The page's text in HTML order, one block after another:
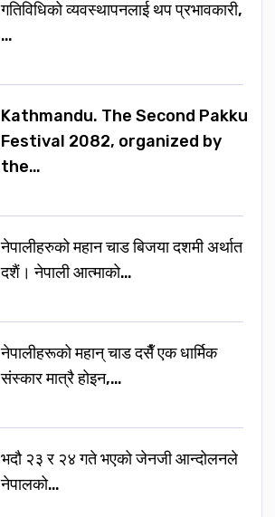
गतिविधिको व्यवस्थापनलाई थप प्रभावकारी,
…
Kathmandu. The Second Pakku
Festival 2082, organized by
the…
नेपालीहरुको महान चाड बिजया दशमी अर्थात
दशैं। नेपाली आत्माको…
नेपालीहरूको महान् चाड दसैँ एक धार्मिक
संस्कार मात्रै होइन,…
भदौ २३ र २४ गते भएको जेनजी आन्दोलनले
नेपालको…